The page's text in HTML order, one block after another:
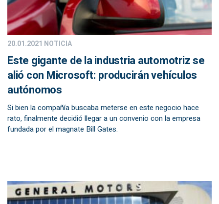
20.01.2021 NOTICIA
Este gigante de la industria automotriz se
alió con Microsoft: producirán vehículos
autónomos
Si bien la compañía buscaba meterse en este negocio hace
rato, finalmente decidió llegar a un convenio con la empresa
fundada por el magnate Bill Gates.